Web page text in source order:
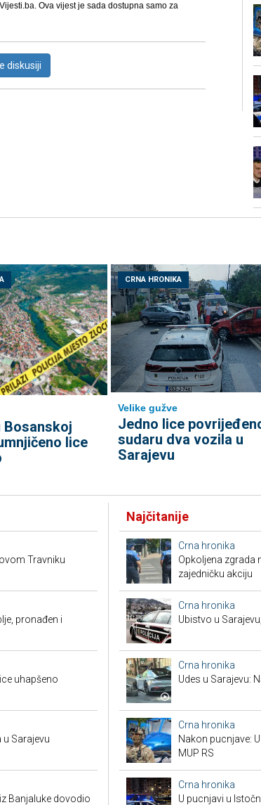
Ova vijest je sada dostupna samo za
diskusiji
Bosanskoj
lice
CRNA HRONIKA
Velike gužve
Јedno lice
sudaru dva vozila u
Sarajevu
Travniku
pronađen i
uhapšeno
Sarajevu
Banjaluke dovodio
Najčitanije
Crna hronika
Opkoljena zgrada
zajedničku akciju
Crna hronika
Ubistvo u
Crna hronika
Udes u Sarajevu:
Crna hronika
Nakon pucnjave:
MUP RS
Crna hronika
U pucnjavi u